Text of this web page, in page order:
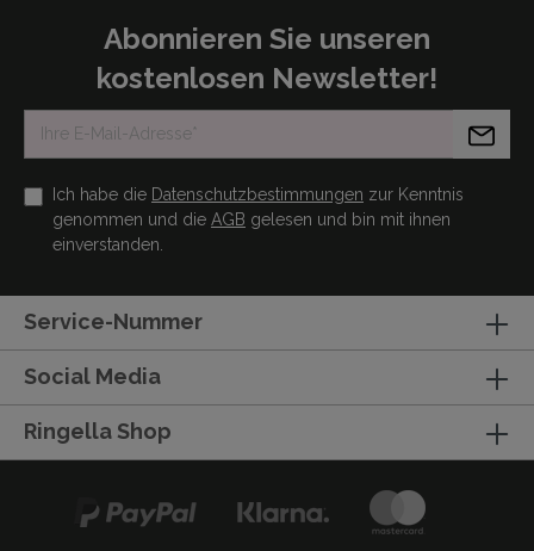
Abonnieren Sie unseren
kostenlosen Newsletter!
Ich habe die Datenschutzbestimmungen zur Kenntnis
genommen und die AGB gelesen und bin mit ihnen
einverstanden.
Service-Nummer
Social Media
Ringella Shop